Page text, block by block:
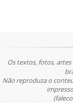
Os textos, fotos,
Não reproduza o